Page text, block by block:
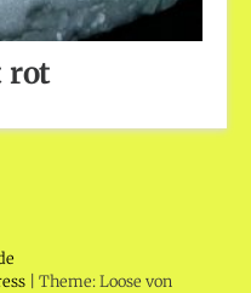
rot
Theme: Loose von